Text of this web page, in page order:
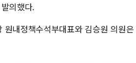
의했다.
원내정책수석부대표와 김승원 의원